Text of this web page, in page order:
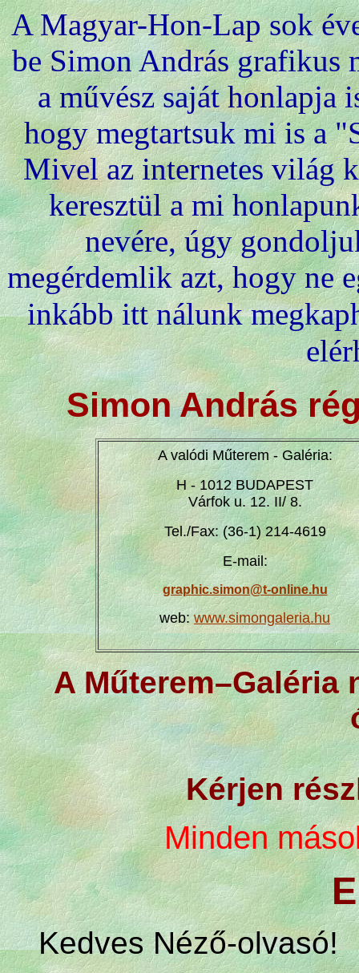
A Magyar-Hon-Lap sok
be Simon András grafikus
a művész saját honlapja
hogy megtartsuk mi is a
Mivel az internetes világ
keresztül a mi
nevére, úgy
megérdemlik azt, hogy ne
inkább itt nálunk
Simon András
A valódi Műterem - Galéria:
H - 1012 BUDAPEST
Várfok u. 12. II/ 8.
Tel./Fax: (36-1) 214-4619
E-mail:
graphic.simon@t-online.hu
web:www.simongaleria.hu
A Műterem–Galéria
Kérjen
Minden
Kedves Néző-olvasó!